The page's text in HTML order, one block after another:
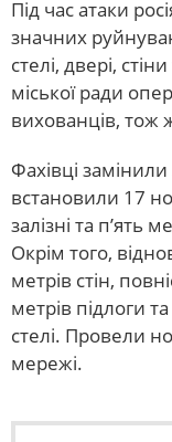
Під час атаки
значних
стелі, двері,
міської ради
вихованців, тож
Фахівці
встановили 17
залізні та п’ять
Окрім того,
метрів стін,
метрів підлоги
стелі. Провели
мережі.